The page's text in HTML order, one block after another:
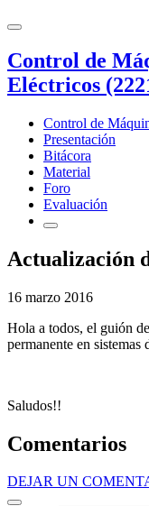
Control de
Eléctricos
Control de
Presentación
Bitácora
Material
Foro
Evaluación
Actualización
16 marzo 2016
Hola a todos, el guión
permanente en sistemas
Saludos!!
Comentarios
DEJAR UN